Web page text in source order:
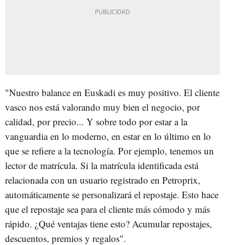
"Nuestro balance en Euskadi es muy positivo. El cliente
vasco nos está valorando muy bien el negocio, por
calidad, por precio... Y sobre todo por estar a la
vanguardia en lo moderno, en estar en lo último en lo
que se refiere a la tecnología. Por ejemplo, tenemos un
lector de matrícula. Si la matrícula identificada está
relacionada con un usuario registrado en Petroprix,
automáticamente se personalizará el repostaje. Esto hace
que el repostaje sea para el cliente más cómodo y más
rápido. ¿Qué ventajas tiene esto? Acumular repostajes,
descuentos, premios y regalos".